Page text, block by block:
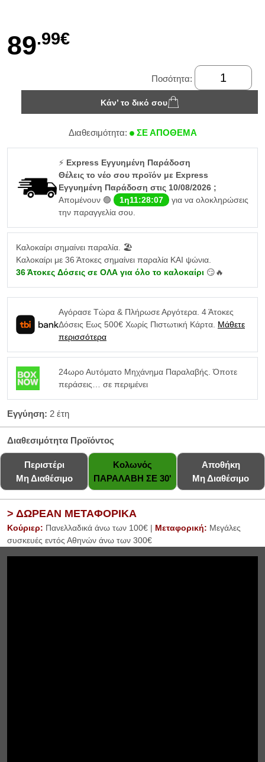
89.99€
Ποσότητα:
Κάν’ το δικό σου
Διαθεσιμότητα: ΣΕ ΑΠΟΘΕΜΑ
⚡ Express Εγγυημένη Παράδοση
Θέλεις το νέο σου προϊόν με Express
Εγγυημένη Παράδοση στις 10/08/2026 ;
Απομένουν 🟢
1η11:28:07
για να ολοκληρώσεις
την παραγγελία σου.
Καλοκαίρι σημαίνει παραλία. 🏖️
Καλοκαίρι με 36 Άτοκες σημαίνει παραλία ΚΑΙ ψώνια.
36 Άτοκες Δόσεις σε ΟΛΑ για όλο το καλοκαίρι 😏🔥
Αγόρασε Τώρα & Πλήρωσε Αργότερα. 4 Άτοκες
Δόσεις Εως 500€ Χωρίς Πιστωτική Κάρτα. Μάθετε
περισσότερα
24ωρο Αυτόματο Μηχάνημα Παραλαβής. Όποτε
περάσεις… σε περιμένει
Εγγύηση: 2 έτη
Διαθεσιμότητα Προϊόντος
Περιστέρι
Μη Διαθέσιμο
Κολωνός
ΠΑΡΑΛΑΒΗ ΣΕ 30'
Αποθήκη
Μη Διαθέσιμο
> ΔΩΡΕΑΝ ΜΕΤΑΦΟΡΙΚΑ
Κούριερ: Πανελλαδικά άνω των 100€ | Μεταφορική: Μεγάλες
συσκευές εντός Αθηνών άνω των 300€